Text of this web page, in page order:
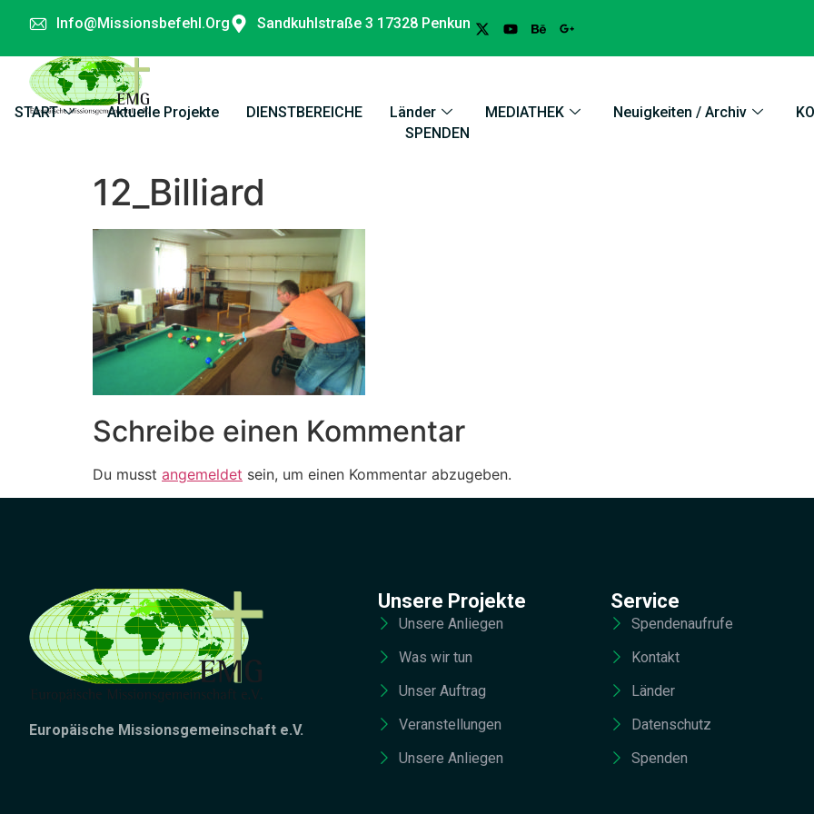
Info@missionsbefehl.org Sandkuhlstraße 3 17328 Penkun
START Aktuelle Projekte DIENSTBEREICHE Länder MEDIATHEK Neuigkeiten / Archiv
SPENDEN
12_Billiard
Schreibe einen Kommentar
Du musst angemeldet sein, um einen Kommentar abzugeben.
Europäische Missionsgemeinschaft e.V.
Unsere Projekte
Unsere Anliegen
Was wir tun
Unser Auftrag
Veranstellungen
Unsere Anliegen
Service
Spendenaufrufe
Kontakt
Länder
Datenschutz
Spenden